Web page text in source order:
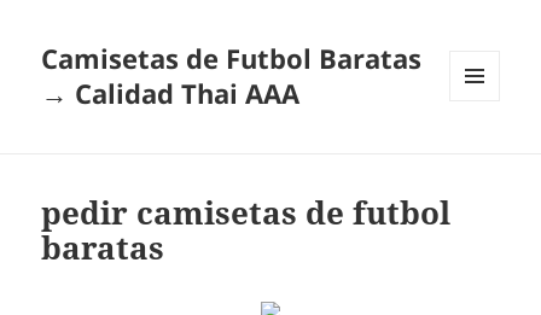
Camisetas de Futbol Baratas
→ Calidad Thai AAA
pedir camisetas de futbol
baratas